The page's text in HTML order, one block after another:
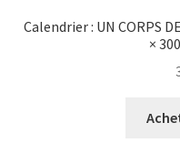
Calendrier : UN CORPS
×